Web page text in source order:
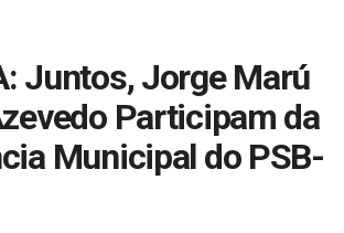
Juntos, Jorge Marú
Participam da
Municipal do PSB-